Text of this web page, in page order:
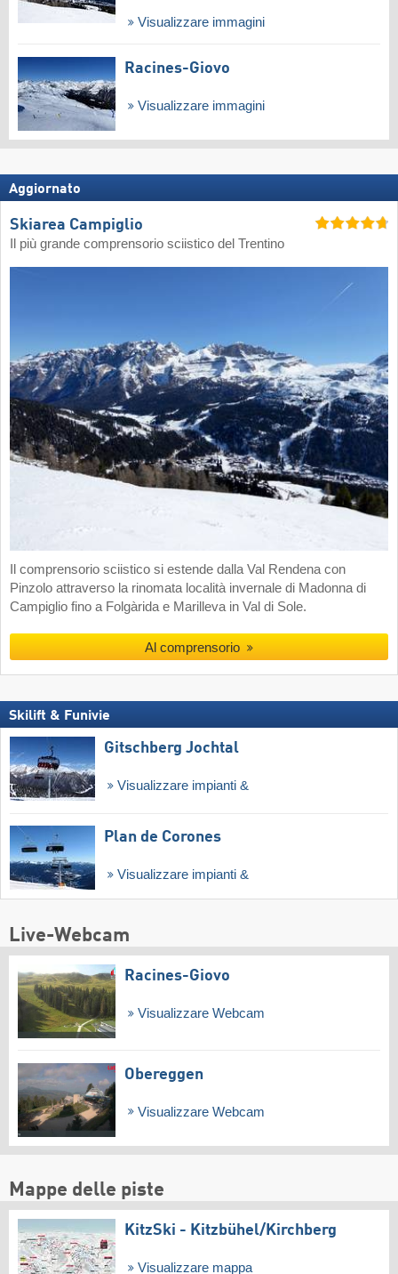
Visualizzare immagini
Racines-Giovo
Visualizzare immagini
Aggiornato
Skiarea Campiglio
Il più grande comprensorio sciistico del Trentino
Il comprensorio sciistico si estende dalla Val Rendena con
Pinzolo attraverso la rinomata località invernale di Madonna di
Campiglio fino a Folgàrida e Marilleva in Val di Sole.
Al comprensorio
Skilift & Funivie
Gitschberg Jochtal
Visualizzare impianti &
Plan de Corones
Visualizzare impianti &
Live-Webcam
Racines-Giovo
Visualizzare Webcam
Obereggen
Visualizzare Webcam
Mappe delle piste
KitzSki - Kitzbühel/​Kirchberg
Visualizzare mappa